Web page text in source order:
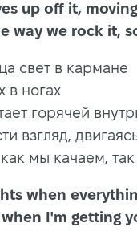
up off it,
way we rock it,
свет в кармане
в ногах
горячей
взгляд,
мы качаем,
lights when
when I'm